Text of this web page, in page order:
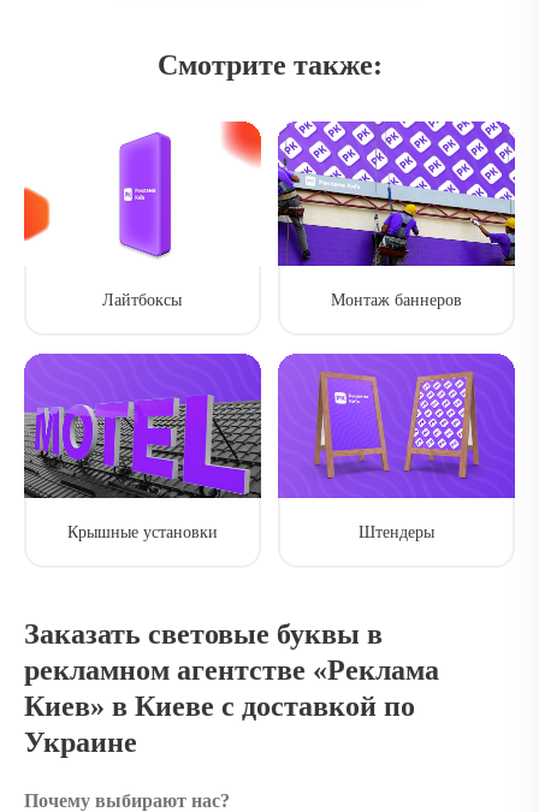
Смотрите также:
Лайтбоксы Монтаж баннеров
Крышные установки Штендеры
Заказать световые буквы в
рекламном агентстве «Реклама
Киев» в Киеве с доставкой по
Украине
Почему выбирают нас?